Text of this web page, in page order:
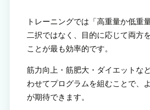
トレーニングでは「高重量か低重
二択ではなく、目的に応じて両方
ことが最も効率的です。
筋力向上・筋肥大・ダイエットな
わせてプログラムを組むことで、
が期待できます。